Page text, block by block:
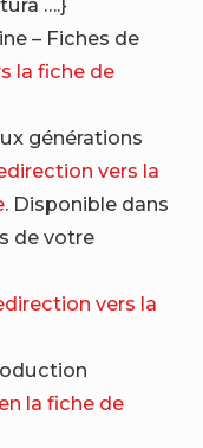
– Fiches de
la fiche de
générations
vers la
. Disponible dans
de votre
vers la
la fiche de